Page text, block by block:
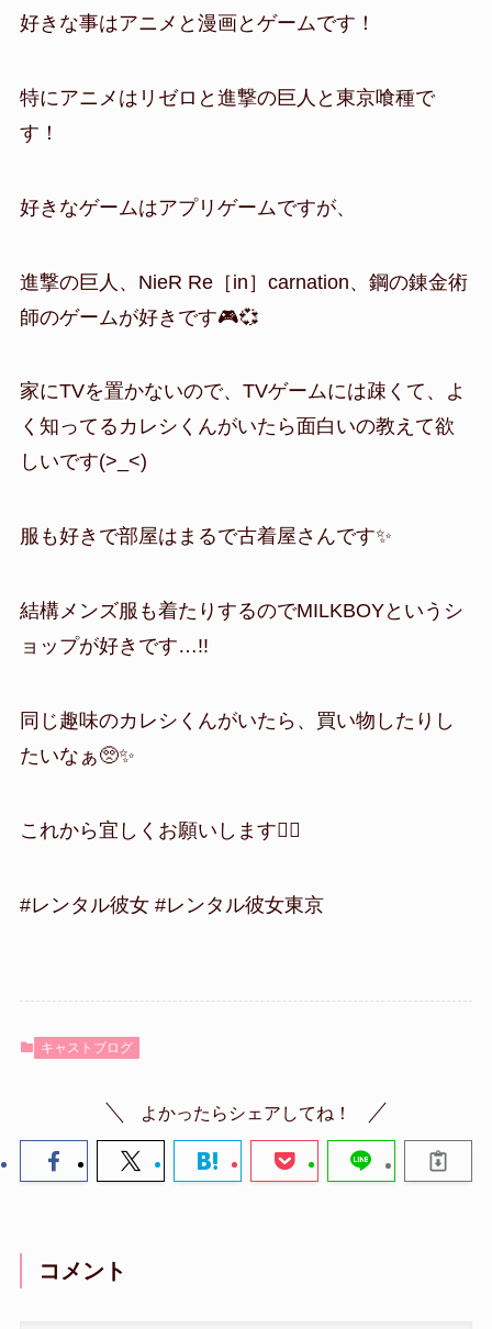
好きな事はアニメと漫画とゲームです！
特にアニメはリゼロと進撃の巨人と東京喰種で
す！
好きなゲームはアプリゲームですが、
進撃の巨人、NieR Re［in］carnation、鋼の錬金術
師のゲームが好きです🎮💞
家にTVを置かないので、TVゲームには疎くて、よ
く知ってるカレシくんがいたら面白いの教えて欲
しいです(>_<)
服も好きで部屋はまるで古着屋さんです✨️
結構メンズ服も着たりするのでMILKBOYというシ
ョップが好きです…!!
同じ趣味のカレシくんがいたら、買い物したりし
たいなぁ🥺✨️
これから宜しくお願いします🙇‍♀️
#レンタル彼女 #レンタル彼女東京
キャストブログ
よかったらシェアしてね！
コメント